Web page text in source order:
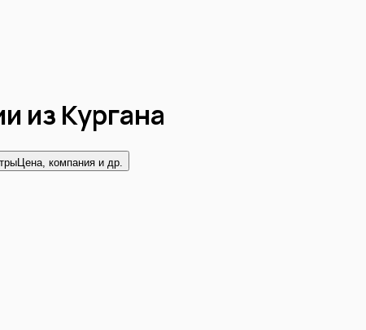
из Кургана
Цена, компания и др.